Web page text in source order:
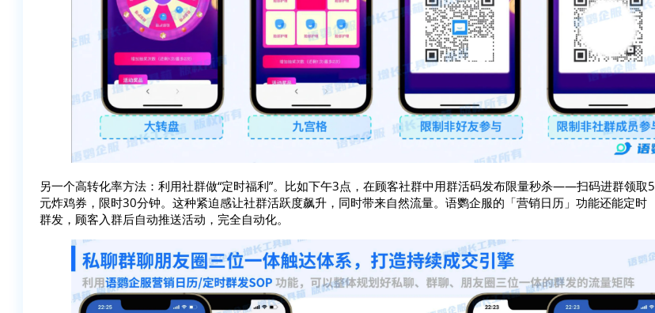
另一个高转化率方法：利用社群做“定时福利”。比如下午3点，在顾客社群中用群活码发布限量秒杀——扫码进群领取5
元炸鸡券，限时30分钟。这种紧迫感让社群活跃度飙升，同时带来自然流量。语鹦企服的「营销日历」功能还能定时
群发，顾客入群后自动推送活动，完全自动化。